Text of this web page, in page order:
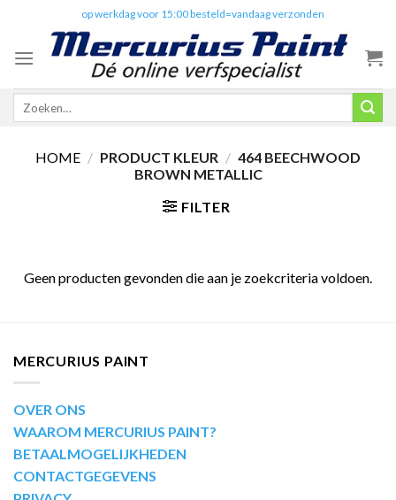
content
op werkdag voor 15:00 besteld=vandaag verzonden
Zoeken
HOME / PRODUCT KLEUR / 464 BEECHWOOD
BROWN METALLIC
FILTER
Geen producten gevonden die aan je zoekcriteria voldoen.
MERCURIUS PAINT
OVER ONS
WAAROM MERCURIUS PAINT?
BETAALMOGELIJKHEDEN
CONTACTGEGEVENS